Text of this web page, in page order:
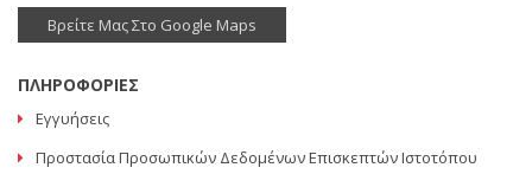
Βρείτε Μας Στο Google Maps
ΠΛΗΡΟΦΟΡΙΕΣ
Εγγυήσεις
Προστασία Προσωπικών Δεδομένων Επισκεπτών Ιστοτόπου